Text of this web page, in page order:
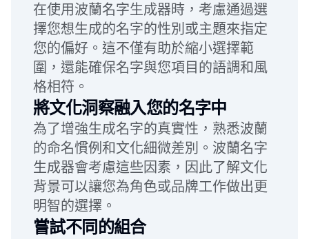
在使用波蘭名字生成器時，考慮通過選
擇您想生成的名字的性別或主題來指定
您的偏好。這不僅有助於縮小選擇範
圍，還能確保名字與您項目的語調和風
格相符。
將文化洞察融入您的名字中
為了增強生成名字的真實性，熟悉波蘭
的命名慣例和文化細微差別。波蘭名字
生成器會考慮這些因素，因此了解文化
背景可以讓您為角色或品牌工作做出更
明智的選擇。
嘗試不同的組合